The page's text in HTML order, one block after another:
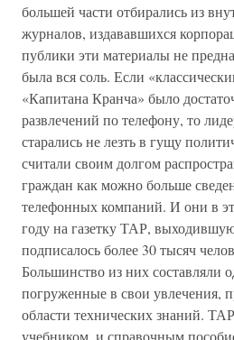
большей части отбирались из
журналов, издававшихся
публики эти материалы не
была вся соль. Если
«Капитана Кранча» было
развлечений по телефону, то
старались не лезть в гущу
считали своим долгом
граждан как можно больше
телефонных компаний. И они в
году на газетку ТАР,
подписалось более 30 тысяч
Большинство из них составляли
погруженные в свои увлечения,
области технических знаний.
учебником, и справочным